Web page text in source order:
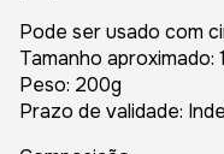
Pode ser usado com
Tamanho aproximado:
Peso: 200g
Prazo de validade: